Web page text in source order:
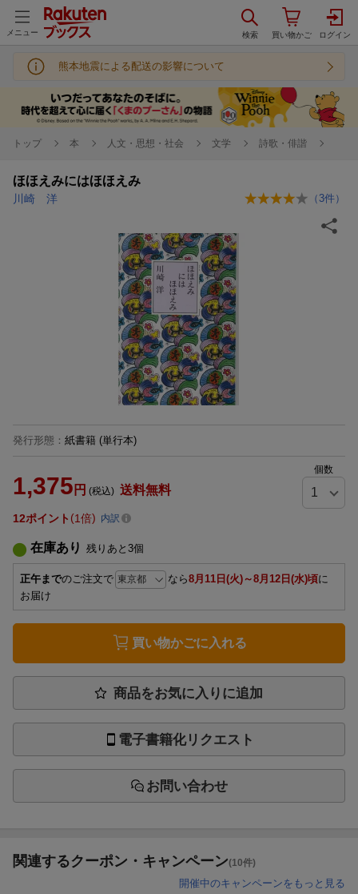
メニュー
熊本地震による配送の影響について
トップ 本 人文・思想・社会 文学 詩歌・俳諧
ほほえみにはほほえみ
川崎 洋 （ 3件）
発行形態 ： 紙書籍 (単行本)
1,375 円 (税込) 送料無料
個数
12ポイント 1倍 内訳
在庫あり 残りあと 3個
正午までのご注文で なら8月11日(火)～8月12日(水)頃に
お届け
買い物かごに入れる
商品をお気に入りに追加
電子書籍化リクエスト
お問い合わせ
関連するクーポン・キャンペーン(10件)
開催中のキャンペーンをもっと見る